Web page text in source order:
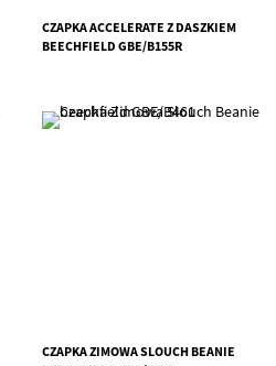
CZAPKA ACCELERATE Z DASZKIEM
BEECHFIELD GBE/B155R
CZAPKA ZIMOWA SLOUCH BEANIE